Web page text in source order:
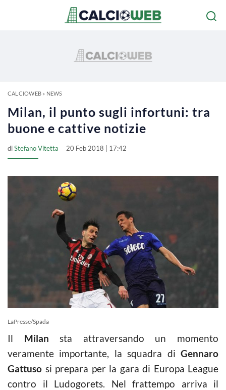
CALCIOWEB» NEWS
Milan, il punto sugli infortuni: tra
buone e cattive notizie
diStefano Vitetta 20 Feb 2018 | 17:42
LaPresse/Spada
Il Milan sta attraversando un momento
veramente importante, la squadra di Gennaro
Gattuso si prepara per la gara di Europa League
contro il Ludogorets. Nel frattempo arriva il